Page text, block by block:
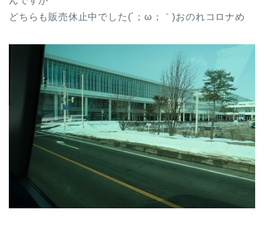
どちらも販売休止中でした(´；ω；｀)おのれコロナめ